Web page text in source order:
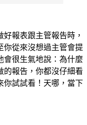
報表跟主管報告時，
你從來沒想過主管會提
會很生氣地說：為什麼
的報告，你都沒仔細看
你試試看！天哪，當下